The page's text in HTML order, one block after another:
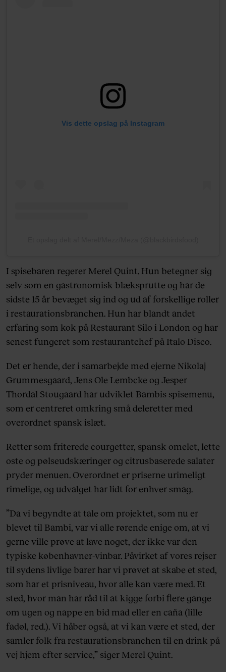
Vis dette opslag på Instagram
I spisebaren regerer Merel Quint. Hun betegner sig
selv som en gastronomisk blæksprutte og har de
sidste 15 år bevæget sig ind og ud af forskellige roller
i restaurationsbranchen. Hun har blandt andet
erfaring som kok på Restaurant Silo i London og har
senest fungeret som restaurantchef på Italo Disco.
Det er hende, der i samarbejde med ejerne Nikolaj
Grummesgaard, Jens Ole Lembcke og Jesper
Thordal Stougaard har udviklet Bambis spisemenu,
som er centreret omkring små deleretter med
overordnet spansk islæt.
Retter som friterede courgetter, spansk omelet, lette
oste og pølseudskæringer og citrusbaserede salater
pryder menuen. Overordnet er priserne urimeligt
rimelige, og udvalget har lidt for enhver smag.
”Da vi begyndte at tale om projektet, som nu er
blevet til Bambi, var vi alle rørende enige om, at vi
gerne ville prøve at lave noget, der ikke var den
typiske københavner-vinbar. Påvirket af vores rejser
til sydens livlige barer har vi prøvet at skabe et sted,
som har et prisniveau, hvor alle kan være med. Et
sted, hvor man har råd til at kigge forbi flere gange
om ugen og nappe en bid mad eller en caña (lille
fadøl, red.). Vi håber også, at vi kan være et sted, der
samler folk fra restaurationsbranchen til en drink på
vej hjem efter service,” siger Merel Quint.